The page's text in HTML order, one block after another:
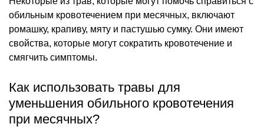
обильным кровотечением при месячных, включают
ромашку, крапиву, мяту и пастушью сумку. Они имеют
свойства, которые могут сократить кровотечение и
смягчить симптомы.
Как использовать травы для
уменьшения обильного кровотечения
при месячных?